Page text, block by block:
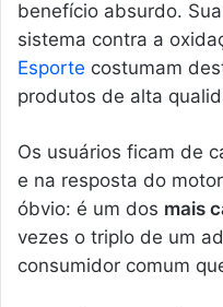
benefício absurdo.
sistema contra a
Esporte costumam
produtos de alta
Os usuários ficam de
e na resposta do
óbvio: é um dos mais
vezes o triplo de um
consumidor comum